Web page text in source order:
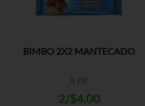
BIMBO 2X2 MANTECADO
8 PK
2/$4.00